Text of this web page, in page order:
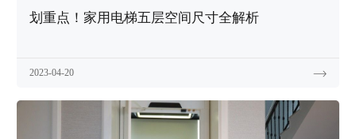
划重点！家用电梯五层空间尺寸全解析
2023-04-20